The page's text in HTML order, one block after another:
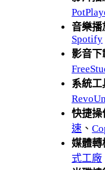
音樂播
Spotify
影音下
系統工
快捷操
速 、
媒體轉
式工廠